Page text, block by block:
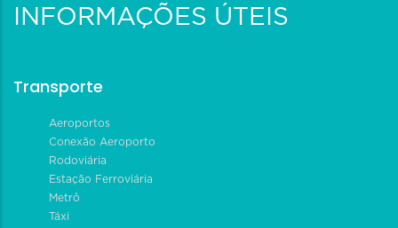
INFORMAÇÕES ÚTEIS
Transporte
Aeroportos
Conexão Aeroporto
Rodoviária
Estação Ferroviária
Metrô
Táxi